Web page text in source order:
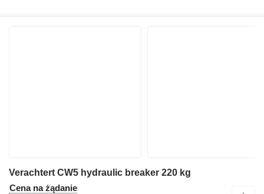
Verachtert CW5 hydraulic breaker 220 kg
Cena na żądanie